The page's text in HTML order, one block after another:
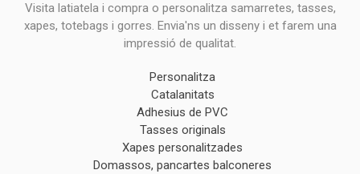
Visita latiatela i compra o personalitza samarretes, tasses,
xapes, totebags i gorres. Envia'ns un disseny i et farem una
impressió de qualitat.
Personalitza
Catalanitats
Adhesius de PVC
Tasses originals
Xapes personalitzades
Domassos, pancartes balconeres